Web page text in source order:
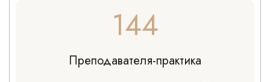
144
Преподавателя-практика